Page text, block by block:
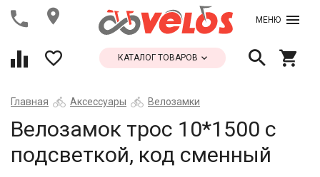
МЕНЮ
КАТАЛОГ ТОВАРОВ
Главная Аксессуары Велозамки
Велозамок трос 10*1500 с
подсветкой, код сменный